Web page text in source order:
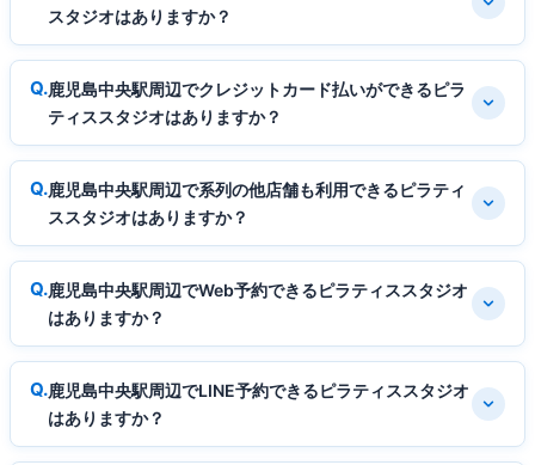
スタジオはありますか？
鹿児島中央駅周辺でクレジットカード払いができるピラ
ティススタジオはありますか？
鹿児島中央駅周辺で系列の他店舗も利用できるピラティ
ススタジオはありますか？
鹿児島中央駅周辺でWeb予約できるピラティススタジオ
はありますか？
鹿児島中央駅周辺でLINE予約できるピラティススタジオ
はありますか？